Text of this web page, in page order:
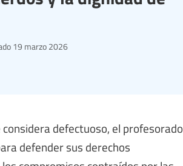
19 marzo 2026
defectuoso, el profesorado
defender sus derechos